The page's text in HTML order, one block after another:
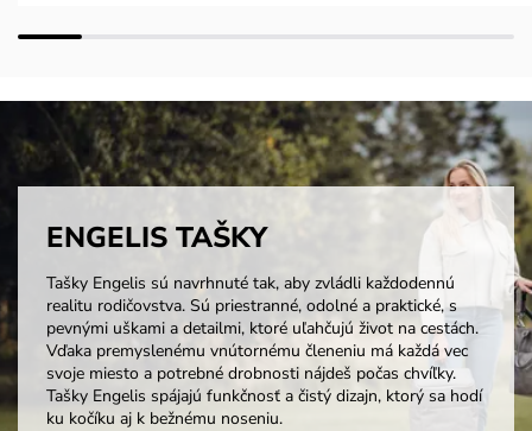
ENGELIS TAŠKY
Tašky Engelis sú navrhnuté tak, aby zvládli každodennú
realitu rodičovstva. Sú priestranné, odolné a praktické, s
pevnými uškami a detailmi, ktoré uľahčujú život na cestách.
Vďaka premyslenému vnútornému členeniu má každá vec
svoje miesto a potrebné drobnosti nájdeš počas chvíľky.
Tašky Engelis spájajú funkčnosť a čistý dizajn, ktorý sa hodí
ku kočíku aj k bežnému noseniu.